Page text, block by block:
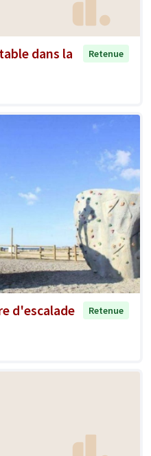
dans la
Retenue
d'escalade
Retenue